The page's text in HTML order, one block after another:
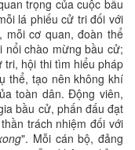
trọng của cuộc bầu
lá phiếu cử tri đối với
mỗi cơ quan, đoàn thể
nổi chào mừng bầu cử;
tri, hội thi tìm hiểu pháp
thể, tạo nên không khí
toàn dân. Động viên,
bầu cử, phấn đấu đạt
trách nhiệm đối với
". Mỗi cán bộ, đảng